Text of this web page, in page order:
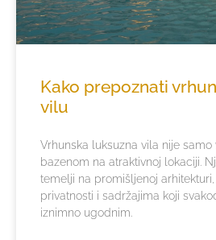
Kako prepoznati
vilu
Vrhunska luksuzna vila nije samo
bazenom na atraktivnoj lokaciji.
temelji na promišljenoj
privatnosti i sadržajima koji
iznimno ugodnim.